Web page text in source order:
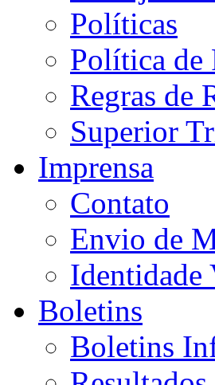
Políticas
Política de
Regras de
Superior
Imprensa
Contato
Envio de
Identidade
Boletins
Boletins